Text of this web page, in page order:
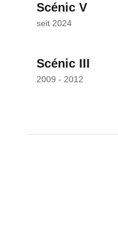
Scénic V
seit 2024
Scénic III
2009 - 2012